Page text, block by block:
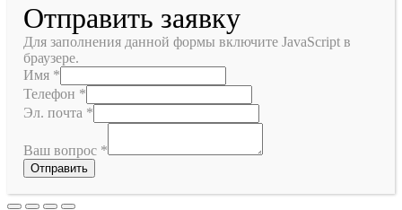
Отправить заявку
Для заполнения данной формы включите JavaScript в
браузере.
Имя *
Телефон *
Эл. почта *
Ваш вопрос *
Отправить